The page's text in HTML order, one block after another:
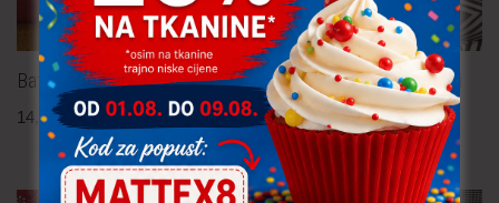
Batist – madeira
14,90€ uključ. PDV po metru
Pamučna tkanina – trokuti
3,30€ uključ. PDV po metru